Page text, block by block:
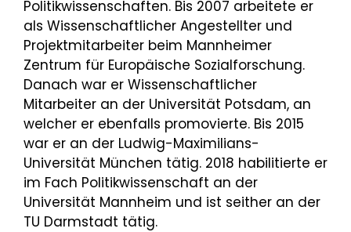
Politikwissenschaften. Bis 2007 arbeitete er
als Wissenschaftlicher Angestellter und
Projektmitarbeiter beim Mannheimer
Zentrum für Europäische Sozialforschung.
Danach war er Wissenschaftlicher
Mitarbeiter an der Universität Potsdam, an
welcher er ebenfalls promovierte. Bis 2015
war er an der Ludwig-Maximilians-
Universität München tätig. 2018 habilitierte er
im Fach Politikwissenschaft an der
Universität Mannheim und ist seither an der
TU Darmstadt tätig.